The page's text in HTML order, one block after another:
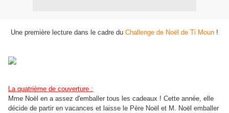
Une première lecture dans le cadre du Challenge de Noël de Ti Moun !
La quatrième de couverture :
Mme Noël en a assez d'emballer tous les cadeaux ! Cette année, elle
décide de partir en vacances et laisse le Père Noël et M. Noël emballer